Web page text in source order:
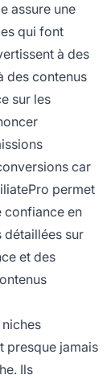
assure une
qui font
à des
des contenus
sur les
car
permet
confiance en
sur
et des
presque jamais
Ils